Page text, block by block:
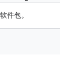
件包。